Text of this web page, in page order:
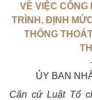
VỀ VIỆC CÔNG
TRÌNH, ĐỊNH
THỐNG
ỦY BAN
Căn cứ Luật Tổ